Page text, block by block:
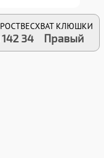
РОСТ
142
ВЕС
34
ХВАТ КЛЮШКИ
Правый